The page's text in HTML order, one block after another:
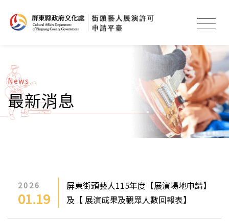
News
最新消息
2026
01.19
屏東街頭藝人115年度【展演場地申請】
及【 展演成果及觀眾人數回報表】